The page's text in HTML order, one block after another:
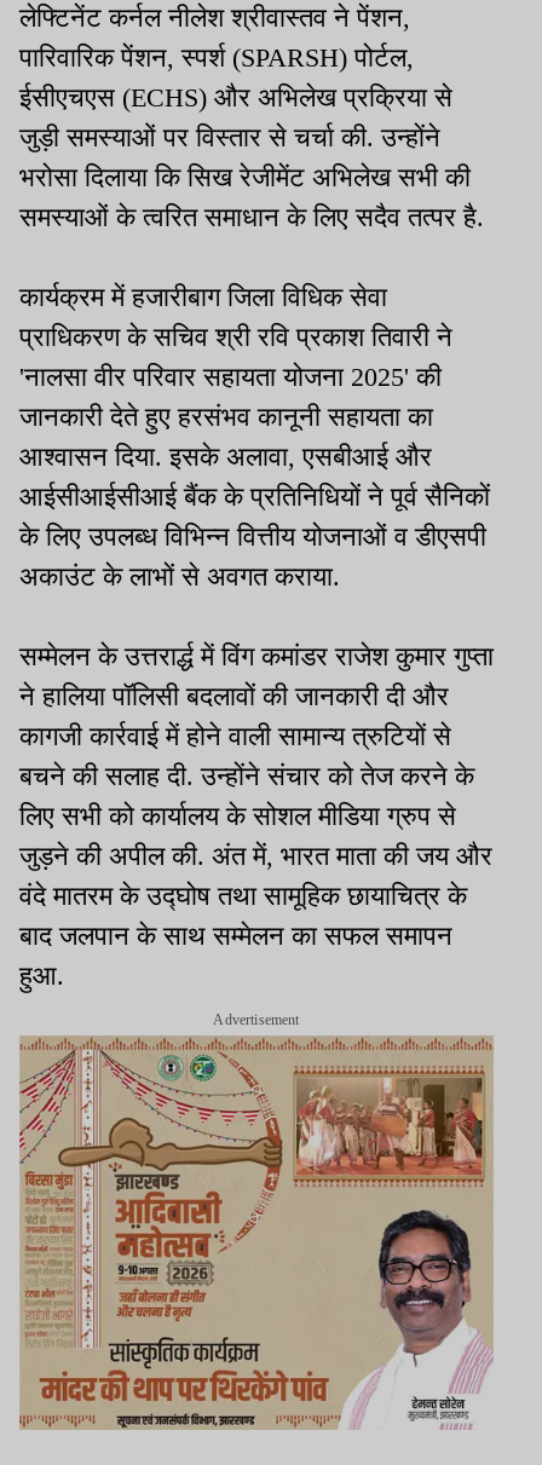
लेफ्टिनेंट कर्नल नीलेश श्रीवास्तव ने पेंशन,
पारिवारिक पेंशन, स्पर्श (SPARSH) पोर्टल,
ईसीएचएस (ECHS) और अभिलेख प्रक्रिया से
जुड़ी समस्याओं पर विस्तार से चर्चा की. उन्होंने
भरोसा दिलाया कि सिख रेजीमेंट अभिलेख सभी की
समस्याओं के त्वरित समाधान के लिए सदैव तत्पर है.
कार्यक्रम में हजारीबाग जिला विधिक सेवा
प्राधिकरण के सचिव श्री रवि प्रकाश तिवारी ने
'नालसा वीर परिवार सहायता योजना 2025' की
जानकारी देते हुए हरसंभव कानूनी सहायता का
आश्वासन दिया. इसके अलावा, एसबीआई और
आईसीआईसीआई बैंक के प्रतिनिधियों ने पूर्व सैनिकों
के लिए उपलब्ध विभिन्न वित्तीय योजनाओं व डीएसपी
अकाउंट के लाभों से अवगत कराया.
सम्मेलन के उत्तरार्द्ध में विंग कमांडर राजेश कुमार गुप्ता
ने हालिया पॉलिसी बदलावों की जानकारी दी और
कागजी कार्रवाई में होने वाली सामान्य त्रुटियों से
बचने की सलाह दी. उन्होंने संचार को तेज करने के
लिए सभी को कार्यालय के सोशल मीडिया ग्रुप से
जुड़ने की अपील की. अंत में, भारत माता की जय और
वंदे मातरम के उद्घोष तथा सामूहिक छायाचित्र के
बाद जलपान के साथ सम्मेलन का सफल समापन
हुआ.
Advertisement